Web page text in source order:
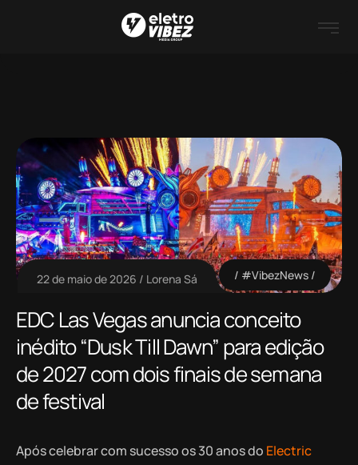
22 de maio de 2026 Lorena Sá #VibezNews
EDC Las Vegas anuncia conceito
inédito “Dusk Till Dawn” para edição
de 2027 com dois finais de semana
de festival
Após celebrar com sucesso os 30 anos do Electric